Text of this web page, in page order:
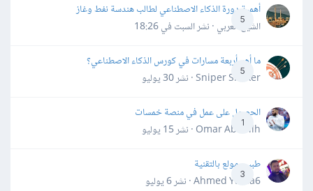
5
أهمية دورة الذكاء الاصطناعي لطالب هندسة نفط وغاز
الشيخ العربي · نشرالسبت في 18:26
5
ما أهم أربعة مسارات في كورس الذكاء الاصطناعي؟
Sniper Shaker · نشر
30 يوليو
1
الحصول على عمل في منصة خمسات
Omar Abdallh · نشر
15 يوليو
3
طبيب مولع بالتقنية
Ahmed Yahia6 · نشر
6 يوليو